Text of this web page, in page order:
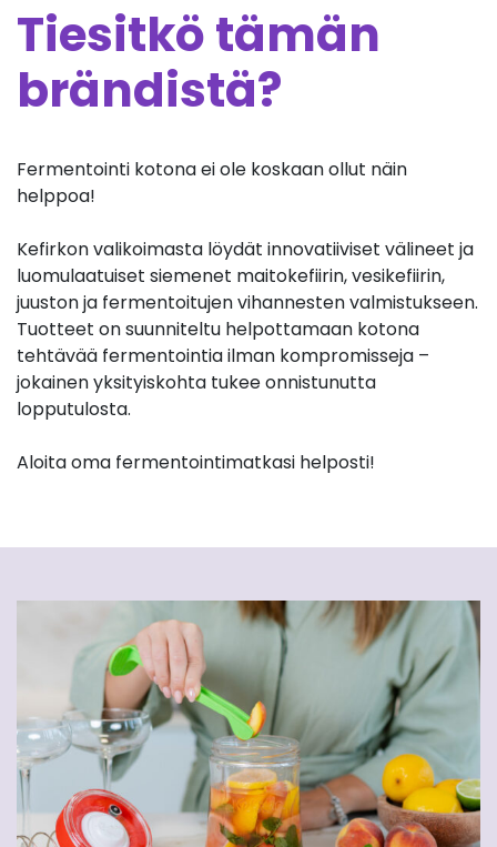
Tiesitkö tämän
brändistä?
Fermentointi kotona ei ole koskaan ollut näin
helppoa!
Kefirkon valikoimasta löydät innovatiiviset välineet ja
luomulaatuiset siemenet maitokefiirin, vesikefiirin,
juuston ja fermentoitujen vihannesten valmistukseen.
Tuotteet on suunniteltu helpottamaan kotona
tehtävää fermentointia ilman kompromisseja –
jokainen yksityiskohta tukee onnistunutta
lopputulosta.
Aloita oma fermentointimatkasi helposti!